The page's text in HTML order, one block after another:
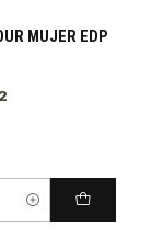
MUJER EDP